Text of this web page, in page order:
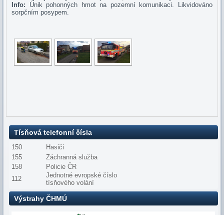
Info: Únik pohonných hmot na pozemní komunikaci. Likvidováno
sorpčním posypem.
Tísňová telefonní čísla
150
Hasiči
155
Záchranná služba
158
Policie ČR
112
Jednotné evropské číslo
tísňového volání
Výstrahy ČHMÚ